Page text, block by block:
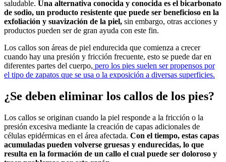
saludable. Una alternativa conocida y conocida es el bicarbonato
de sodio, un producto resistente que puede ser beneficioso en la
exfoliación y suavización de la piel, sin embargo, otras acciones y
productos pueden ser de gran ayuda con este fin.
Los callos son áreas de piel endurecida que comienza a crecer
cuando hay una presión y fricción frecuente, esto se puede dar en
diferentes partes del cuerpo, pero los pies suelen ser propensos por
el tipo de zapatos que se usa o la exposición a diversas superficies.
¿Se deben eliminar los callos de los pies?
Los callos se originan cuando la piel responde a la fricción o la
presión excesiva mediante la creación de capas adicionales de
células epidérmicas en el área afectada. Con el tiempo, estas capas
acumuladas pueden volverse gruesas y endurecidas, lo que
resulta en la formación de un callo el cual puede ser doloroso y